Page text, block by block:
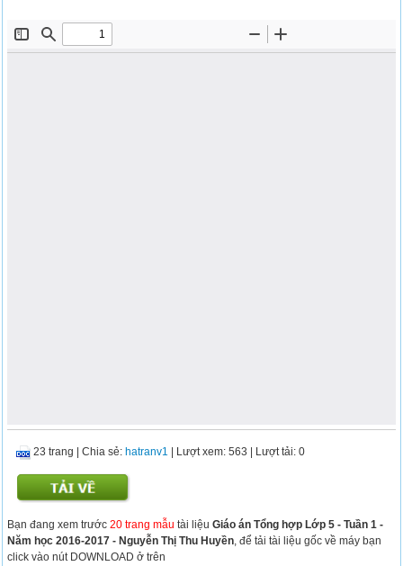
23 trang |Chia sẻ: hatranv1 | Lượt xem: 563 | Lượt tải: 0
Bạn đang xem trước20 trang mẫu tài liệuGiáo án Tổng hợp Lớp 5 - Tuần 1 -
Năm học 2016-2017 - Nguyễn Thị Thu Huyền , để tải tài liệu gốc về máy bạn
click vào nút DOWNLOAD ở trên